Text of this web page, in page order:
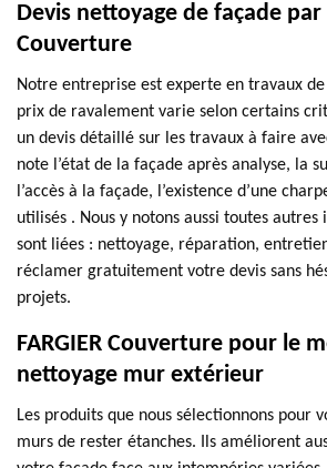
Devis nettoyage de façade par
Couverture
Notre entreprise est experte en travaux de
prix de ravalement varie selon certains
un devis détaillé sur les travaux à faire
note l’état de la façade après analyse, la
l’accès à la façade, l’existence d’une
utilisés . Nous y notons aussi toutes
sont liées : nettoyage, réparation,
réclamer gratuitement votre devis sans
projets.
FARGIER Couverture pour le
nettoyage mur extérieur
Les produits que nous sélectionnons pour
murs de rester étanches. Ils améliorent